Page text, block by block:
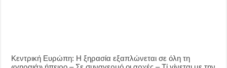
Κεντρική Ευρώπη: Η ξηρασία εξαπλώνεται σε όλη τη